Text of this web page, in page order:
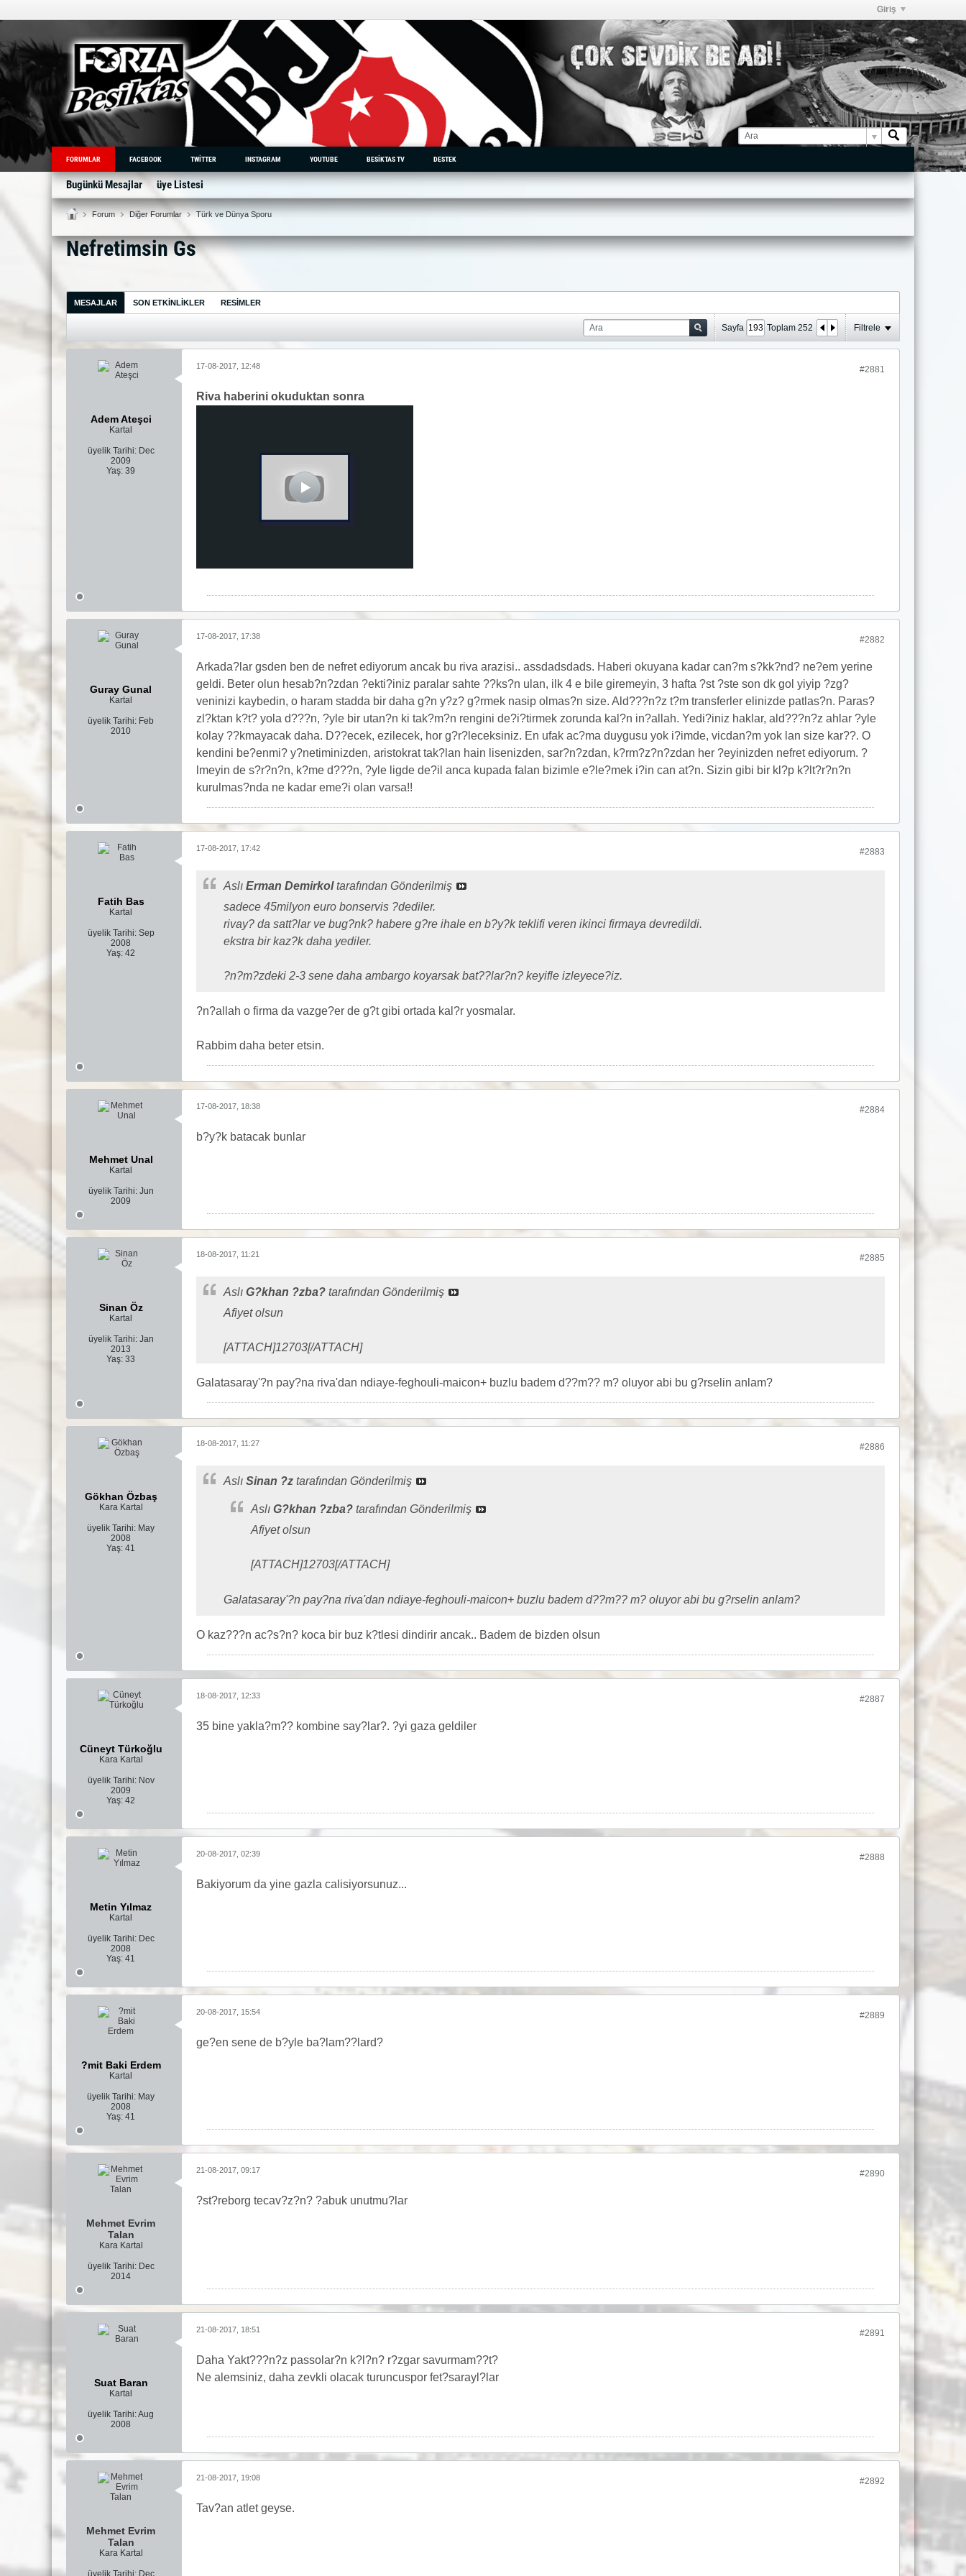
Giriş
FORUMLAR FACEBOOK TWITTER INSTAGRAM YOUTUBE BESIKTAS TV DESTEK
Bugünkü Mesajlar üye Listesi
Forum Diğer Forumlar Türk ve Dünya Sporu
Nefretimsin Gs
MESAJLAR SON ETKINLIKLER RESIMLER
Sayfa Toplam 252 Filtrele
Adem Ateşci
Kartal
üyelik Tarihi: Dec
2009
Yaş: 39
#2881
17-08-2017, 12:48
Riva haberini okuduktan sonra
Guray Gunal
Kartal
üyelik Tarihi: Feb
2010
#2882
17-08-2017, 17:38
Arkada?lar gsden ben de nefret ediyorum ancak bu riva arazisi.. assdadsdads. Haberi okuyana kadar can?m s?kk?nd? ne?em yerine
geldi. Beter olun hesab?n?zdan ?ekti?iniz paralar sahte ??ks?n ulan, ilk 4 e bile giremeyin, 3 hafta ?st ?ste son dk gol yiyip ?zg?
veninizi kaybedin, o haram stadda bir daha g?n y?z? g?rmek nasip olmas?n size. Ald???n?z t?m transferler elinizde patlas?n. Paras?
zl?ktan k?t? yola d???n, ?yle bir utan?n ki tak?m?n rengini de?i?tirmek zorunda kal?n in?allah. Yedi?iniz haklar, ald???n?z ahlar ?yle
kolay ??kmayacak daha. D??ecek, ezilecek, hor g?r?leceksiniz. En ufak ac?ma duygusu yok i?imde, vicdan?m yok lan size kar??. O
kendini be?enmi? y?netiminizden, aristokrat tak?lan hain lisenizden, sar?n?zdan, k?rm?z?n?zdan her ?eyinizden nefret ediyorum. ?
lmeyin de s?r?n?n, k?me d???n, ?yle ligde de?il anca kupada falan bizimle e?le?mek i?in can at?n. Sizin gibi bir kl?p k?lt?r?n?n
kurulmas?nda ne kadar eme?i olan varsa!!
Fatih Bas
Kartal
üyelik Tarihi: Sep
2008
Yaş: 42
#2883
17-08-2017, 17:42
Aslı Erman Demirkoltarafından Gönderilmiş
sadece 45milyon euro bonservis ?dediler.
rivay? da satt?lar ve bug?nk? habere g?re ihale en b?y?k teklifi veren ikinci firmaya devredildi.
ekstra bir kaz?k daha yediler.
?n?m?zdeki 2-3 sene daha ambargo koyarsak bat??lar?n? keyifle izleyece?iz.
?n?allah o firma da vazge?er de g?t gibi ortada kal?r yosmalar.
Rabbim daha beter etsin.
Mehmet Unal
Kartal
üyelik Tarihi: Jun
2009
#2884
17-08-2017, 18:38
b?y?k batacak bunlar
Sinan Öz
Kartal
üyelik Tarihi: Jan
2013
Yaş: 33
#2885
18-08-2017, 11:21
Aslı G?khan ?zba? tarafından Gönderilmiş
Afiyet olsun
[ATTACH]12703[/ATTACH]
Galatasaray'?n pay?na riva'dan ndiaye-feghouli-maicon+ buzlu badem d??m?? m? oluyor abi bu g?rselin anlam?
Gökhan Özbaş
Kara Kartal
üyelik Tarihi: May
2008
Yaş: 41
#2886
18-08-2017, 11:27
Aslı Sinan ?z tarafından Gönderilmiş
Aslı G?khan ?zba? tarafından Gönderilmiş
Afiyet olsun
[ATTACH]12703[/ATTACH]
Galatasaray'?n pay?na riva'dan ndiaye-feghouli-maicon+ buzlu badem d??m?? m? oluyor abi bu g?rselin anlam?
O kaz???n ac?s?n? koca bir buz k?tlesi dindirir ancak.. Badem de bizden olsun
Cüneyt Türkoğlu
Kara Kartal
üyelik Tarihi: Nov
2009
Yaş: 42
#2887
18-08-2017, 12:33
35 bine yakla?m?? kombine say?lar?. ?yi gaza geldiler
Metin Yılmaz
Kartal
üyelik Tarihi: Dec
2008
Yaş: 41
#2888
20-08-2017, 02:39
Bakiyorum da yine gazla calisiyorsunuz...
?mit Baki Erdem
Kartal
üyelik Tarihi: May
2008
Yaş: 41
#2889
20-08-2017, 15:54
ge?en sene de b?yle ba?lam??lard?
Mehmet Evrim
Talan
Kara Kartal
üyelik Tarihi: Dec
2014
#2890
21-08-2017, 09:17
?st?reborg tecav?z?n? ?abuk unutmu?lar
Suat Baran
Kartal
üyelik Tarihi:Aug
2008
#2891
21-08-2017, 18:51
Daha Yakt???n?z passolar?n k?l?n? r?zgar savurmam??t?
Ne alemsiniz, daha zevkli olacak turuncuspor fet?sarayl?lar
Mehmet Evrim
Talan
Kara Kartal
üyelik Tarihi: Dec
#2892
21-08-2017, 19:08
Tav?an atlet geyse.